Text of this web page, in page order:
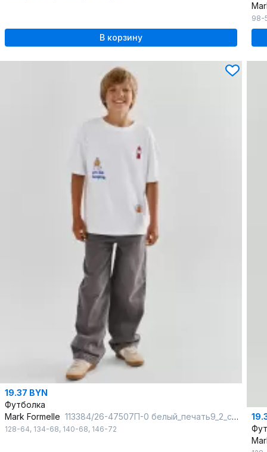
В корзину
98-
19.37 BYN
Футболка
Mark Formelle 113384/26-47507П-0 белый_печать9_2_сл_на_пол_2_сл_на_пол_3_сл_на_спанк
128-64, 134-68, 140-68, 146-72